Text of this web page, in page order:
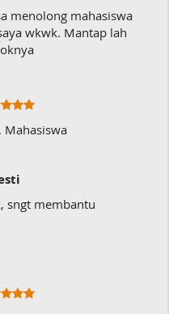
menolong mahasiswa
wkwk. Mantap lah
, Mahasiswa
sngt membantu